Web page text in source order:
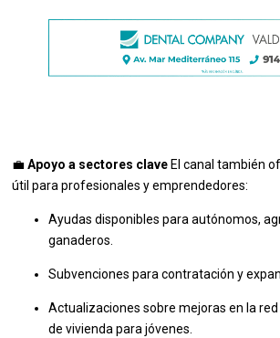
💼Apoyo a sectores clave El canal también
útil para profesionales y emprendedores:
Ayudas disponibles para autónomos,
ganaderos.
Subvenciones para contratación y
Actualizaciones sobre mejoras en la
de vivienda para jóvenes.